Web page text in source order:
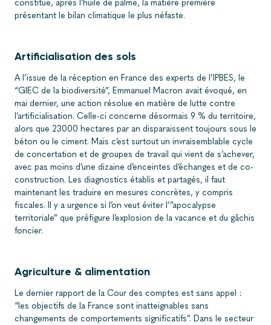
constitue, après l’huile de palme, la matière première
présentant le bilan climatique le plus néfaste.
Artificialisation des sols
A l’issue de la réception en France des experts de l’IPBES, le
“GIEC de la biodiversité”, Emmanuel Macron avait évoqué, en
mai dernier, une action résolue en matière de lutte contre
l’artificialisation. Celle-ci concerne désormais 9 % du territoire,
alors que 23000 hectares par an disparaissent toujours sous le
béton ou le ciment. Mais c’est surtout un invraisemblable cycle
de concertation et de groupes de travail qui vient de s’achever,
avec pas moins d’une dizaine d’enceintes d’échanges et de co-
construction. Les diagnostics établis et partagés, il faut
maintenant les traduire en mesures concrètes, y compris
fiscales. Il y a urgence si l’on veut éviter l’”apocalypse
territoriale” que préfigure l’explosion de la vacance et du gâchis
foncier.
Agriculture & alimentation
Le dernier rapport de la Cour des comptes est sans appel :
“les objectifs de la France sont inatteignables sans
changements de comportements significatifs”. Dans le secteur